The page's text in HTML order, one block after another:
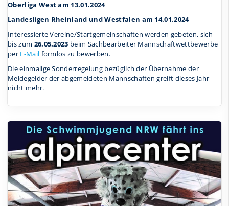
Oberliga West am 13.01.2024
Landesligen Rheinland und Westfalen am 14.01.2024
Interessierte Vereine/Startgemeinschaften werden gebeten, sich
bis zum 26.05.2023 beim Sachbearbeiter Mannschaftwettbewerbe
per E-Mail formlos zu bewerben.
Die einmalige Sonderregelung bezüglich der Übernahme der
Meldegelder der abgemeldeten Mannschaften greift dieses Jahr
nicht mehr.